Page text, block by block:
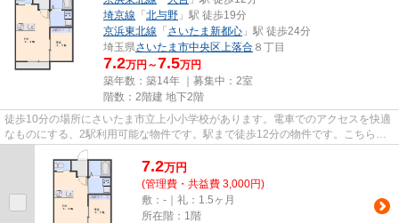
埼京線 「 北与野 」駅 徒歩19分
京浜東北線 「 さいたま新都心 」駅 徒歩24分
埼玉県さいたま市中央区上落合 ８丁目
7.2万円～7.5万円
築年数：築14年 ｜募集中： 2室
階数：2階建 地下2階
徒歩10分の場所にさいたま市立上小小学校があります。電車でのアクセスを快適
なものにする、2駅利用可能な物件です。駅まで徒歩12分の物件です。こちらの
物件はアパートです。さいたま...
7.2万円
(管理費・共益費 3,000円)
敷：-｜礼：1.5ヶ月
所在階：1階